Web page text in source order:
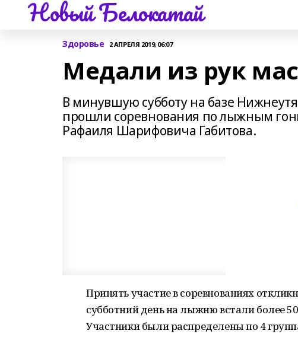
Новый Белокатай
Здоровье 2 АПРЕЛЯ 2019, 06:07
Медали из рук
В минувшую субботу на базе
прошли соревнования по лыжным
Рафаиля Шарифовича Габитова.
Принять участие в соревнованиях
субботний день на лыжню встали более
Участники были распределены по 4